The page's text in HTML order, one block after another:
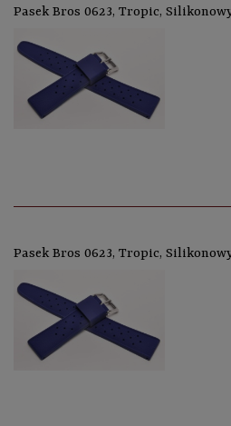
Pasek Bros 0623, Tropic,
Pasek Bros 0623, Tropic,